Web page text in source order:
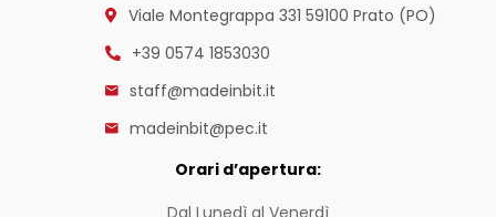
Viale Montegrappa 331 59100 Prato (PO)
+39 0574 1853030
staff@madeinbit.it
madeinbit@pec.it
Orari d’apertura:
Dal Lunedì al Venerdì